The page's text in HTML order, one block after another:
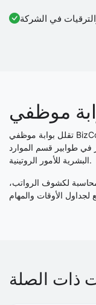
في الشركة
تقلل بوابة موظفي BizCore العبء الإداري لقسم الموارد البشرية بمنح
في طوابير قسم الموارد
البشرية للأمور الروتينية.
لكشوف الرواتب،
ذات الصلة